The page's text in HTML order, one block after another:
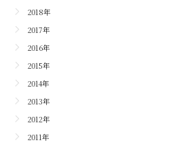
2018年
2017年
2016年
2015年
2014年
2013年
2012年
2011年